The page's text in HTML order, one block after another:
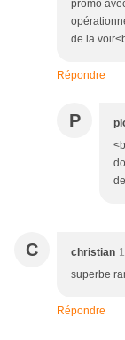
promo
de la
Répondre
P
C christian
superbe
Répondre